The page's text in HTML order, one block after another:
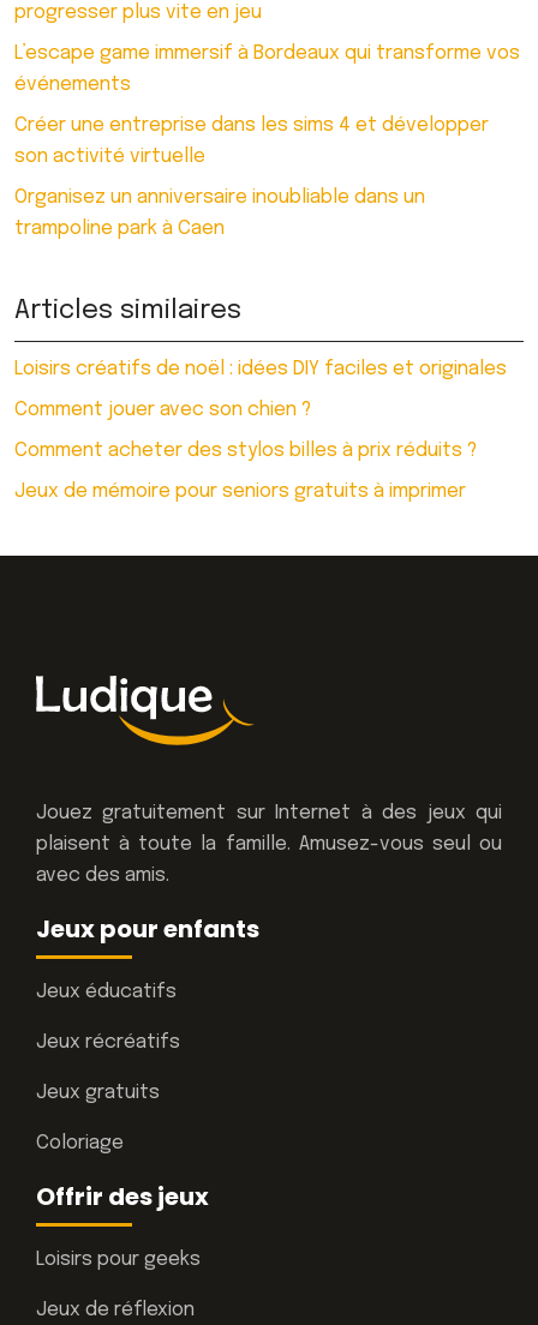
progresser plus vite en jeu
L’escape game immersif à Bordeaux qui transforme vos
événements
Créer une entreprise dans les sims 4 et développer
son activité virtuelle
Organisez un anniversaire inoubliable dans un
trampoline park à Caen
Articles similaires
Loisirs créatifs de noël : idées DIY faciles et originales
Comment jouer avec son chien ?
Comment acheter des stylos billes à prix réduits ?
Jeux de mémoire pour seniors gratuits à imprimer
Jouez gratuitement sur Internet à des jeux qui
plaisent à toute la famille. Amusez-vous seul ou
avec des amis.
Jeux pour enfants
Jeux éducatifs
Jeux récréatifs
Jeux gratuits
Coloriage
Offrir des jeux
Loisirs pour geeks
Jeux de réflexion